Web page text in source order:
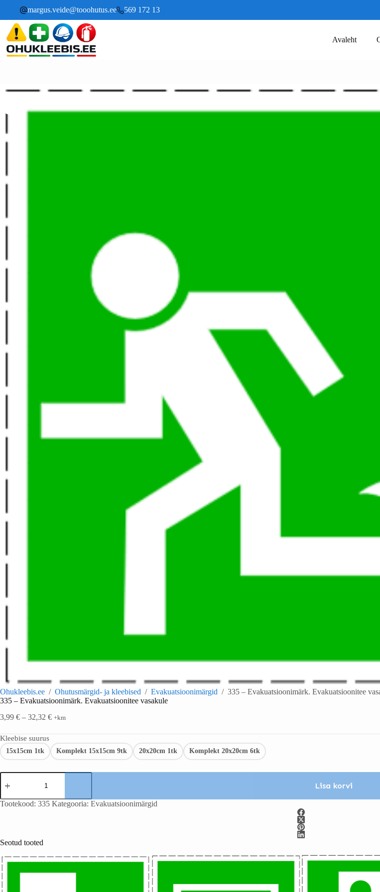
margus.veide@tooohutus.ee 569 172 13
Avaleht
Ohukleebis.ee / Ohutusmärgid- ja kleebised / Evakuatsioonimärgid / 335 – Evakuatsioonimärk. Evakuatsioonitee
335 – Evakuatsioonimärk. Evakuatsioonitee vasakule
3,99 € – 32,32 € +km
Kleebise suurus
15x15cm 1tk Komplekt 15x15cm 9tk 20x20cm 1tk Komplekt 20x20cm 6tk
Lisa korvi
Tootekood: 335 Kategooria: Evakuatsioonimärgid
Seotud tooted